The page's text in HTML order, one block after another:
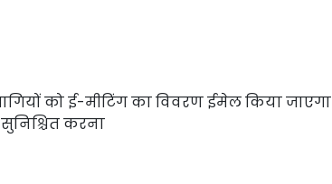
को ई-मीटिंग का विवरण ईमेल किया जाएगा
करना